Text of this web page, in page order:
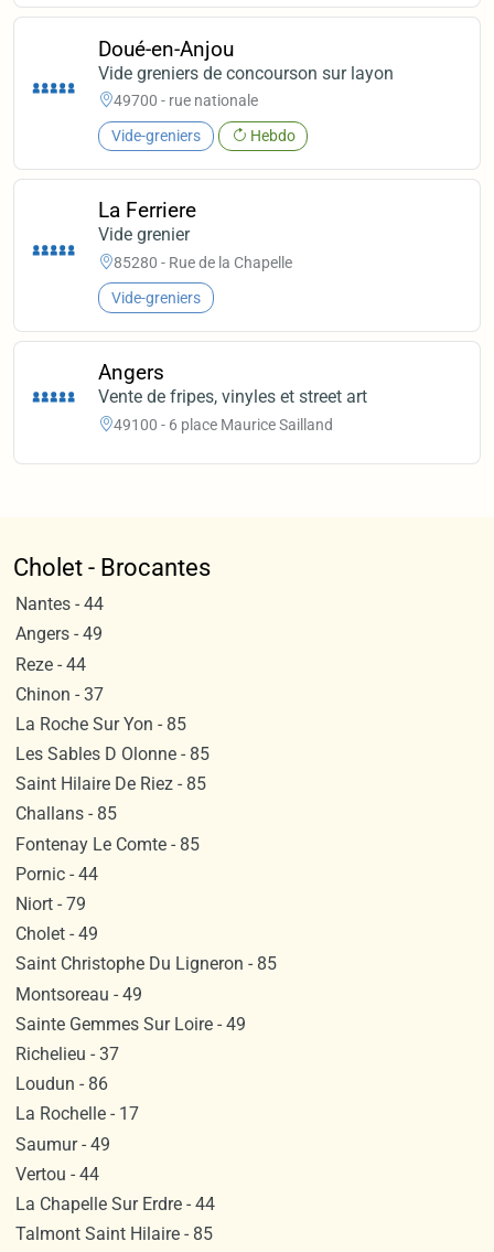
Doué-en-Anjou
Vide greniers de concourson sur layon
49700 - rue nationale
Vide-greniers Hebdo
La Ferriere
Vide grenier
85280 - Rue de la Chapelle
Vide-greniers
Angers
Vente de fripes, vinyles et street art
49100 - 6 place Maurice Sailland
Cholet - Brocantes
Nantes - 44
Angers - 49
Reze - 44
Chinon - 37
La Roche Sur Yon - 85
Les Sables D Olonne - 85
Saint Hilaire De Riez - 85
Challans - 85
Fontenay Le Comte - 85
Pornic - 44
Niort - 79
Cholet - 49
Saint Christophe Du Ligneron - 85
Montsoreau - 49
Sainte Gemmes Sur Loire - 49
Richelieu - 37
Loudun - 86
La Rochelle - 17
Saumur - 49
Vertou - 44
La Chapelle Sur Erdre - 44
Talmont Saint Hilaire - 85